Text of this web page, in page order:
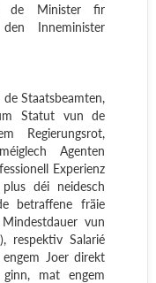
de Minister fir
Inneminister
Staatsbeamten,
Statut vun de
Regierungsrot,
Agenten
Experienz
déi neidesch
betraffene fräie
vun
respektiv Salarié
Joer direkt
mat engem